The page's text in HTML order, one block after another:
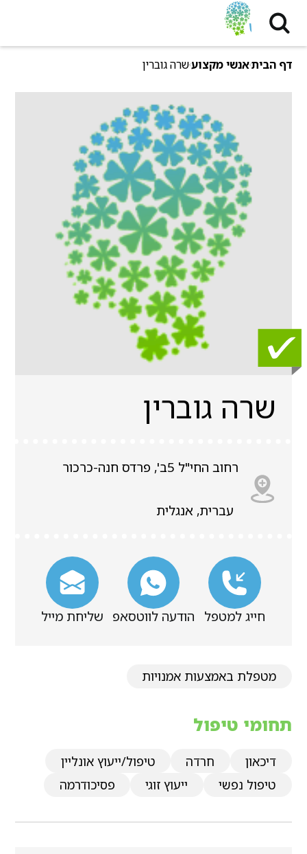
דף הביתאנשי מקצועשרה גוברין
שרה גוברין
רחוב החי"ל 5ב', פרדס חנה-כרכור
עברית, אנגלית
חייג למטפל הודעה לווטסאפ שליחת מייל
מטפלת באמצעות אמנויות
תחומי טיפול
דיכאון חרדה
טיפול/ייעוץ אונליין
טיפול נפשי
ייעוץ זוגי פסיכודרמה